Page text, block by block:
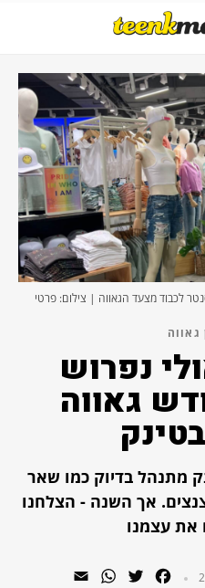
לכבוד מצעד הגאווה | צילום: פרטי
גאווה
נפרוש
גאווה
מתנהל בדיוק כמו שאר
אך השנה - הצלחנו
את עצמנו
Facebook
Twitter
WhatsApp